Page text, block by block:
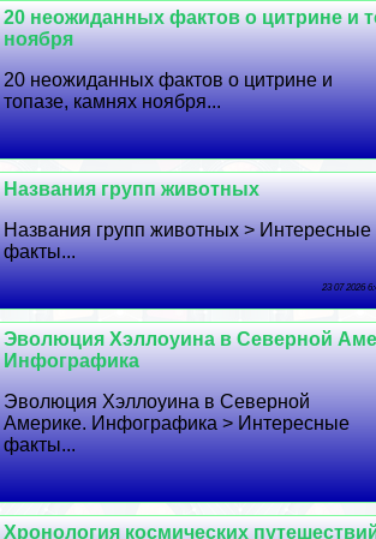
20 неожиданных фактов о цитрине и
ноября
20 неожиданных фактов о цитрине и
топазе, камнях ноября...
Названия групп животных
Названия групп животных > Интересные
факты...
23 07 2026
Эволюция Хэллоуина в Северной
Инфографика
Эволюция Хэллоуина в Северной
Америке. Инфографика > Интересные
факты...
Хронология космических